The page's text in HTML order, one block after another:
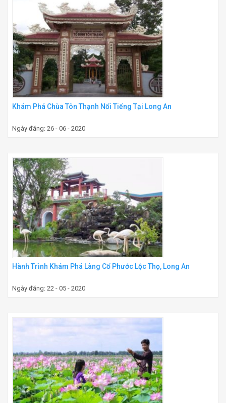
Khám Phá Chùa Tôn Thạnh Nổi Tiếng Tại Long An
Ngày đăng: 26 - 06 - 2020
Hành Trình Khám Phá Làng Cổ Phước Lộc Thọ, Long An
Ngày đăng: 22 - 05 - 2020